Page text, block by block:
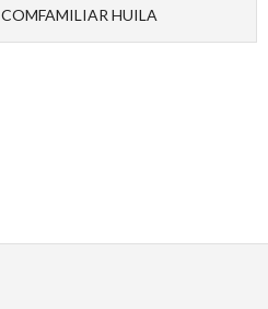
COMFAMILIAR HUILA